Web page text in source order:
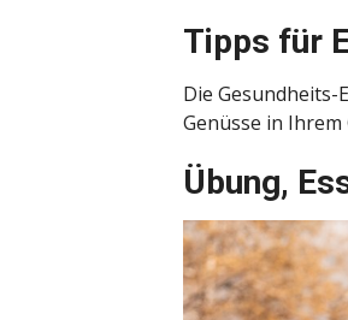
Tipps für
Die
Genüsse in
Übung,